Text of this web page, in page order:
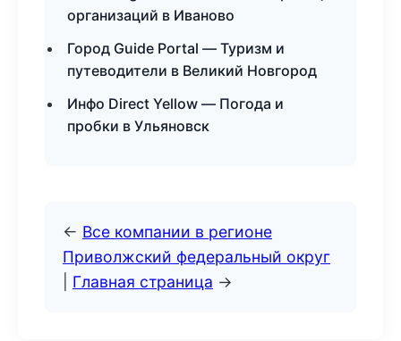
организаций в Иваново
Город Guide Portal — Туризм и
путеводители в Великий Новгород
Инфо Direct Yellow — Погода и
пробки в Ульяновск
← Все компании в регионе
Приволжский федеральный округ
Главная страница →